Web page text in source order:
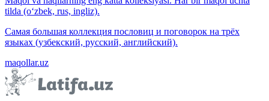
tilda (o‘zbek, rus, ingliz).
Самая большая коллекция пословиц и поговорок на трёх
языках (узбекский, русский, английский).
maqollar.uz